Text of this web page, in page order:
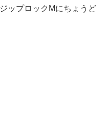
ップロックMにちょうど